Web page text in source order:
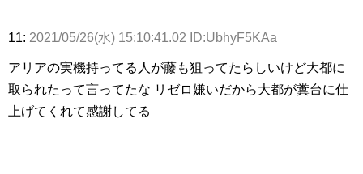
11: 2021/05/26(水) 15:10:41.02 ID:UbhyF5KAa
アリアの実機持ってる人が藤も狙ってたらしいけど大都に
取られたって言ってたな リゼロ嫌いだから大都が糞台に仕
上げてくれて感謝してる